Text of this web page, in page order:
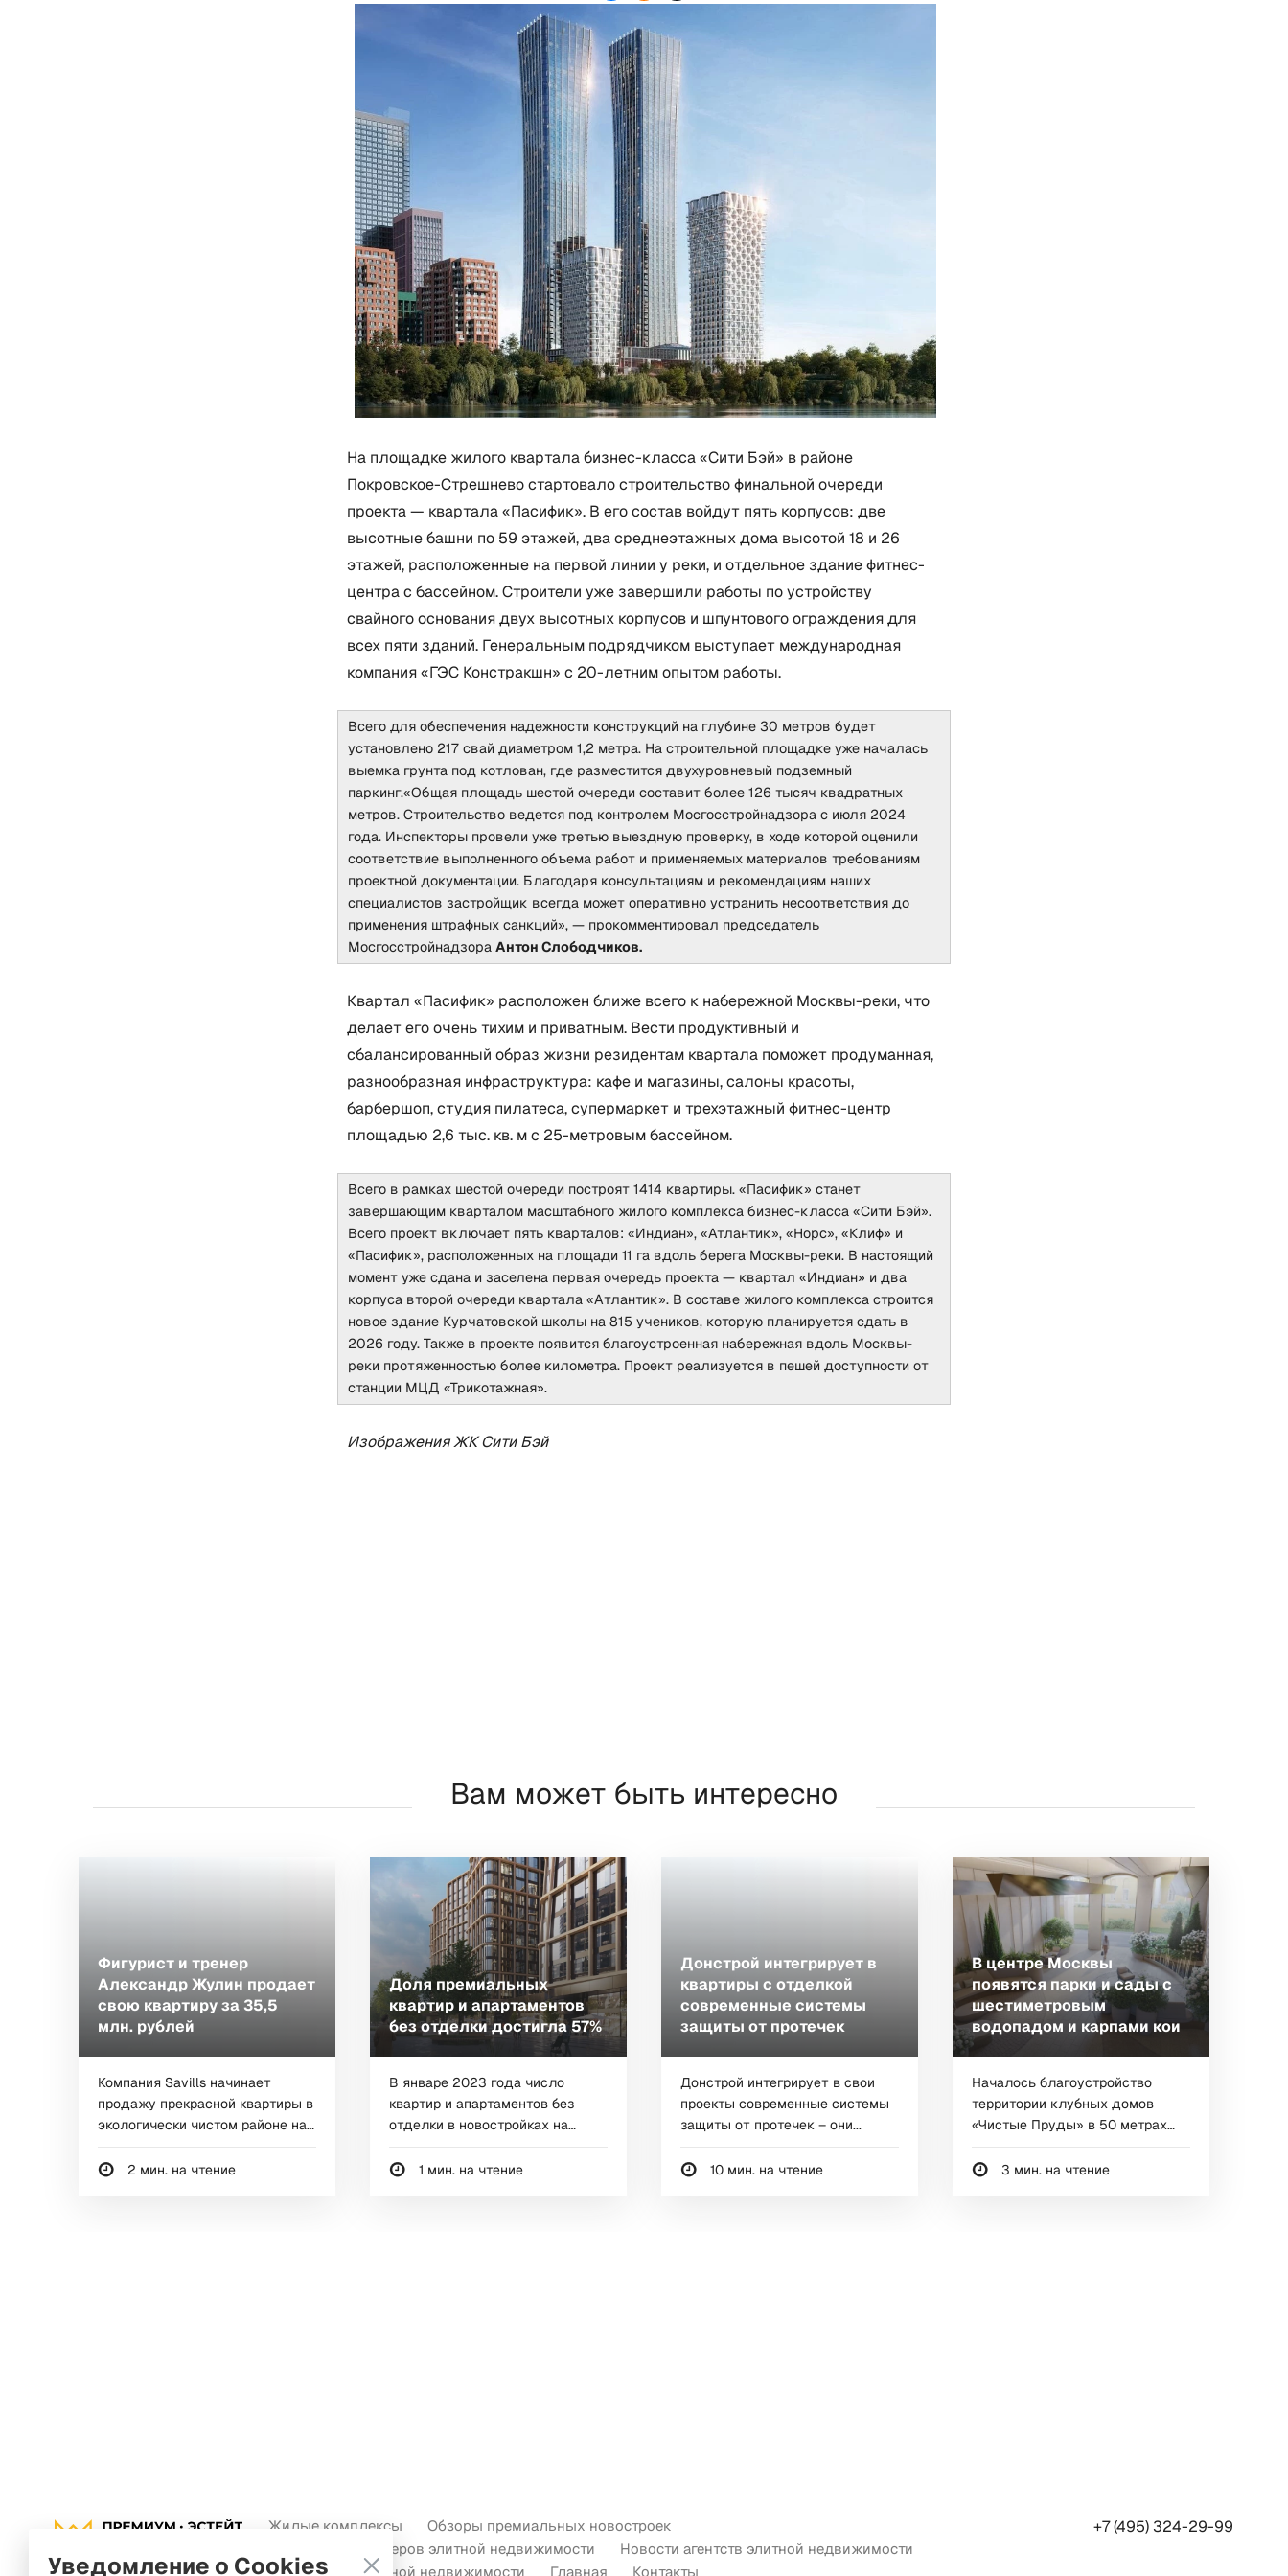
На площадке жилого квартала бизнес-класса «Cити Бэй» в районе
Покровское-Стрешнево стартовало строительство финальной очереди
проекта — квартала «Пасифик». В его состав войдут пять корпусов: две
высотные башни по 59 этажей, два среднеэтажных дома высотой 18 и 26
этажей, расположенные на первой линии у реки, и отдельное здание фитнес-
центра с бассейном. Строители уже завершили работы по устройству
свайного основания двух высотных корпусов и шпунтового ограждения для
всех пяти зданий. Генеральным подрядчиком выступает международная
компания «ГЭС Констракшн» с 20-летним опытом работы.
Всего для обеспечения надежности конструкций на глубине 30 метров будет
установлено 217 свай диаметром 1,2 метра. На строительной площадке уже началась
выемка грунта под котлован, где разместится двухуровневый подземный
паркинг.«Общая площадь шестой очереди составит более 126 тысяч квадратных
метров. Строительство ведется под контролем Мосгосстройнадзора с июля 2024
года. Инспекторы провели уже третью выездную проверку, в ходе которой оценили
соответствие выполненного объема работ и применяемых материалов требованиям
проектной документации. Благодаря консультациям и рекомендациям наших
специалистов застройщик всегда может оперативно устранить несоответствия до
применения штрафных санкций», — прокомментировал председатель
Мосгосстройнадзора Антон Слободчиков.
Квартал «Пасифик» расположен ближе всего к набережной Москвы-реки, что
делает его очень тихим и приватным. Вести продуктивный и
сбалансированный образ жизни резидентам квартала поможет продуманная,
разнообразная инфраструктура: кафе и магазины, салоны красоты,
барбершоп, студия пилатеса, супермаркет и трехэтажный фитнес-центр
площадью 2,6 тыс. кв. м с 25-метровым бассейном.
Всего в рамках шестой очереди построят 1414 квартиры. «Пасифик» станет
завершающим кварталом масштабного жилого комплекса бизнес-класса «Cити Бэй».
Всего проект включает пять кварталов: «Индиан», «Атлантик», «Норс», «Клиф» и
«Пасифик», расположенных на площади 11 га вдоль берега Москвы-реки. В настоящий
момент уже сдана и заселена первая очередь проекта — квартал «Индиан» и два
корпуса второй очереди квартала «Aтлантик». В составе жилого комплекса строится
новое здание Курчатовской школы на 815 учеников, которую планируется сдать в
2026 году. Также в проекте появится благоустроенная набережная вдоль Москвы-
реки протяженностью более километра. Проект реализуется в пешей доступности от
станции МЦД «Трикотажная».
Изображения ЖК Сити Бэй
Вам может быть интересно
Фигурист и тренер
Александр Жулин продает
свою квартиру за 35,5
млн. рублей
Компания Savills начинает
продажу прекрасной квартиры в
экологически чистом районе на
2 мин. на чтение
Доля премиальных
квартир и апартаментов
без отделки достигла 57%
В январе 2023 года число
квартир и апартаментов без
отделки в новостройках на
1 мин. на чтение
Донстрой интегрирует в
квартиры с отделкой
современные системы
защиты от протечек
Донстрой интегрирует в свои
проекты современные системы
защиты от протечек – они...
10 мин. на чтение
В центре Москвы
появятся парки и сады с
шестиметровым
водопадом и карпами кои
Началось благоустройство
территории клубных домов
«Чистые Пруды» в 50 метрах
3 мин. на чтение
Жилые комплексы
Обзоры премиальных новостроек
Новости девелоперов элитной недвижимости
Новости агентств элитной недвижимости
Новости зарубежной недвижимости
Главная Контакты
+7 (495) 324-29-99
Уведомление о Cookies